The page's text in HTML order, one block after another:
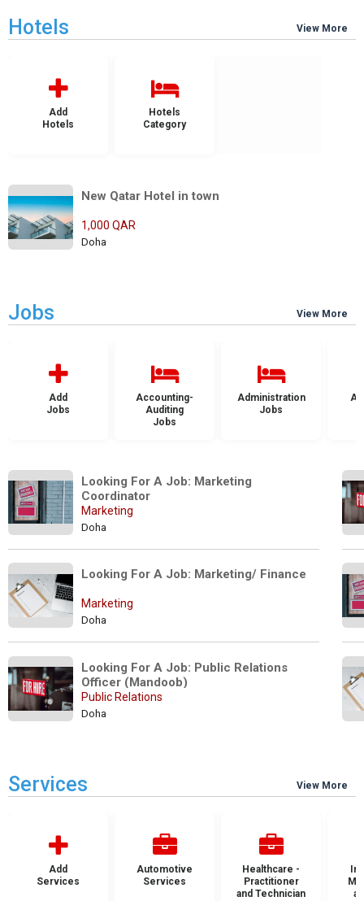
Hotels View More
Add
Hotels
Hotels
Category
New Qatar Hotel in town
1,000 QAR
Doha
Jobs View More
Add
Jobs
Accounting-
Auditing
Jobs
Administration
Jobs
Looking For A Job: Marketing
Coordinator
Marketing
Doha
Looking For A Job: Marketing/ Finance
Marketing
Doha
Looking For A Job: Public Relations
Officer (Mandoob)
Public Relations
Doha
Services View More
Add
Services
Automotive
Services
Healthcare -
Practitioner
and Technician